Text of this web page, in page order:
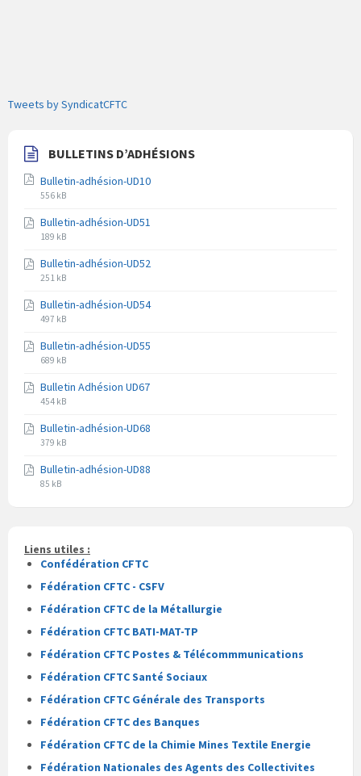
Tweets by SyndicatCFTC
BULLETINS D’ADHÉSIONS
Bulletin-adhésion-UD10
Extension
fichier
pdf
Taille
fichier
556 kB
Bulletin-adhésion-UD51
Extension
fichier
pdf
Taille
fichier
189 kB
Bulletin-adhésion-UD52
Extension
fichier
pdf
Taille
fichier
251 kB
Bulletin-adhésion-UD54
Extension
fichier
pdf
Taille
fichier
497 kB
Bulletin-adhésion-UD55
Extension
fichier
pdf
Taille
fichier
689 kB
Bulletin Adhésion UD67
Extension
fichier
pdf
Taille
fichier
454 kB
Bulletin-adhésion-UD68
Extension
fichier
pdf
Taille
fichier
379 kB
Bulletin-adhésion-UD88
Extension
fichier
Taille
fichier
85 kB
Liens utiles :
Confédération CFTC
Fédération CFTC - CSFV
Fédération CFTC de la Métallurgie
Fédération CFTC BATI-MAT-TP
Fédération CFTC Postes & Télécommmunications
Fédération CFTC Santé Sociaux
Fédération CFTC Générale des Transports
Fédération CFTC des Banques
Fédération CFTC de la Chimie Mines Textile Energie
Fédération Nationales des Agents des Collectivites